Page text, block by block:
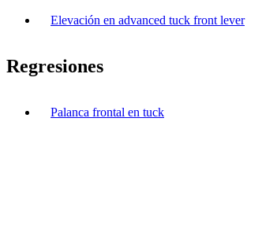
Elevación en advanced tuck front lever
Regresiones
Palanca frontal en tuck